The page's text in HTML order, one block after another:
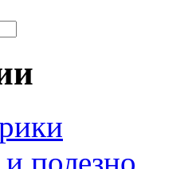
полезно